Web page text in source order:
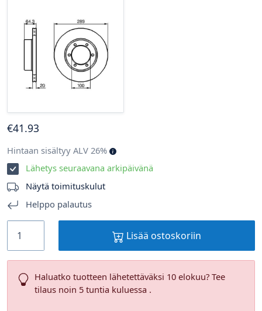
€41.93
Hintaan sisältyy ALV 26%
Lähetys seuraavana arkipäivänä
Näytä toimituskulut
Helppo palautus
Lisää ostoskoriin
Haluatko tuotteen lähetettäväksi 10 elokuu? Tee
tilaus noin 5 tuntia kuluessa .